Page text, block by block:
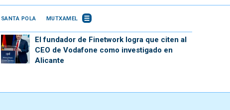
SANTA POLA MUTXAMEL
El fundador de Finetwork logra que citen al
CEO de Vodafone como investigado en
Alicante